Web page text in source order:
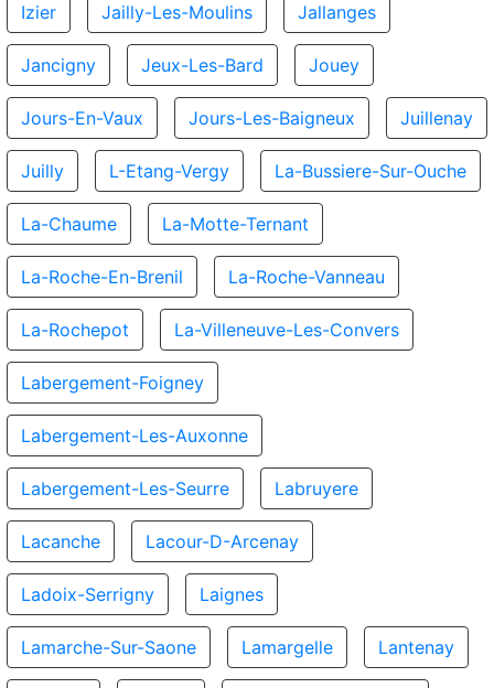
Izier Jailly-Les-Moulins Jallanges
Jancigny Jeux-Les-Bard Jouey
Jours-En-Vaux Jours-Les-Baigneux Juillenay
Juilly L-Etang-Vergy La-Bussiere-Sur-Ouche
La-Chaume La-Motte-Ternant
La-Roche-En-Brenil La-Roche-Vanneau
La-Rochepot La-Villeneuve-Les-Convers
Labergement-Foigney
Labergement-Les-Auxonne
Labergement-Les-Seurre Labruyere
Lacanche Lacour-D-Arcenay
Ladoix-Serrigny Laignes
Lamarche-Sur-Saone Lamargelle Lantenay